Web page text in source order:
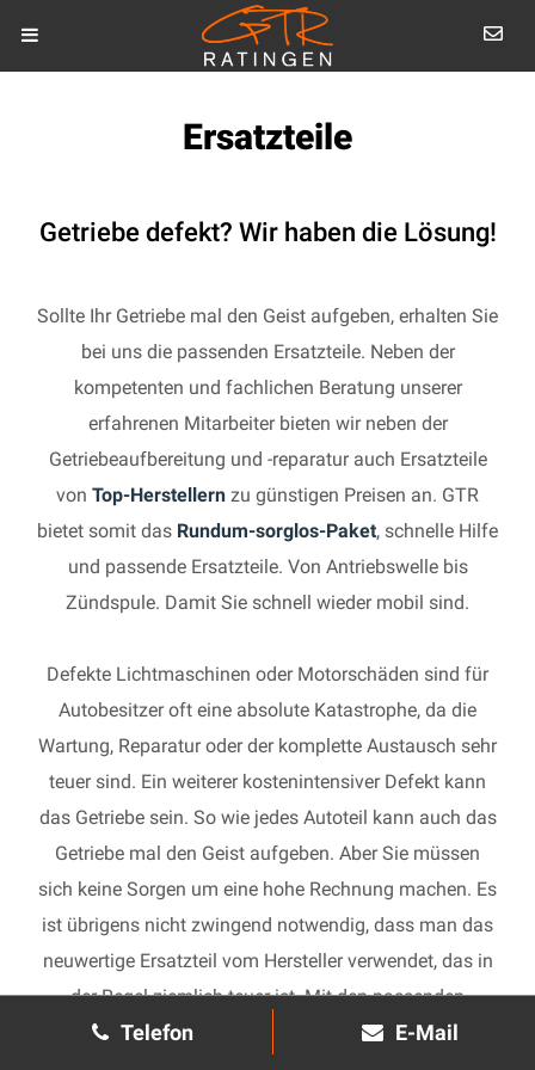
Telefon E-Mail
Ersatzteile
Getriebe defekt? Wir haben die Lösung!
Sollte Ihr Getriebe mal den Geist aufgeben, erhalten Sie
bei uns die passenden Ersatzteile. Neben der
kompetenten und fachlichen Beratung unserer
erfahrenen Mitarbeiter bieten wir neben der
Getriebeaufbereitung und -reparatur auch Ersatzteile
von Top-Herstellern zu günstigen Preisen an. GTR
bietet somit das Rundum-sorglos-Paket, schnelle Hilfe
und passende Ersatzteile. Von Antriebswelle bis
Zündspule. Damit Sie schnell wieder mobil sind.
Defekte Lichtmaschinen oder Motorschäden sind für
Autobesitzer oft eine absolute Katastrophe, da die
Wartung, Reparatur oder der komplette Austausch sehr
teuer sind. Ein weiterer kostenintensiver Defekt kann
das Getriebe sein. So wie jedes Autoteil kann auch das
Getriebe mal den Geist aufgeben. Aber Sie müssen
sich keine Sorgen um eine hohe Rechnung machen. Es
ist übrigens nicht zwingend notwendig, dass man das
neuwertige Ersatzteil vom Hersteller verwendet, das in
der Regel ziemlich teuer ist. Mit den passenden
Ersatzteilen kann jedes gebrauchte Getriebe schnell